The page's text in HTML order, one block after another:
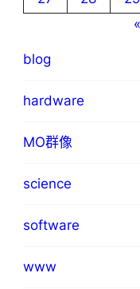
blog
hardware
MO群像
science
software
www